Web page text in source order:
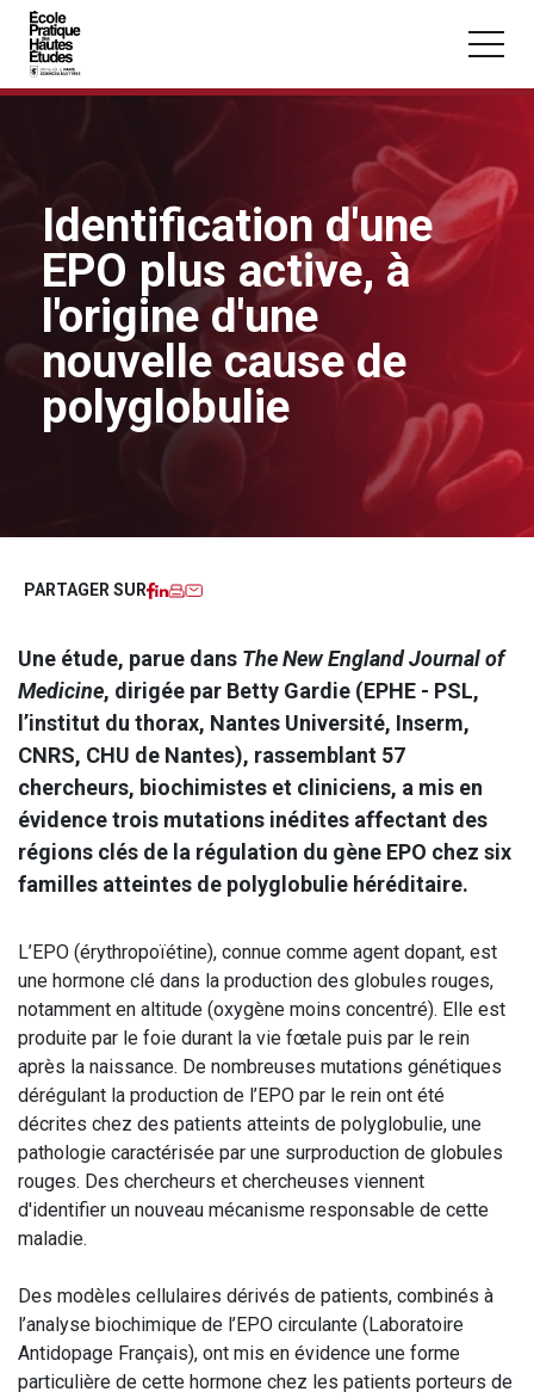
Vous recherchez peut-être :
Conférence Master
Identification d'une
EPO plus active, à
l'origine d'une
nouvelle cause de
polyglobulie
PARTAGER SUR Facebook
LinkedIn
Imprimer
Une étude, parue dans The New England Journal of
Medicine, dirigée par Betty Gardie (EPHE - PSL,
l’institut du thorax, Nantes Université, Inserm,
CNRS, CHU de Nantes), rassemblant 57
chercheurs, biochimistes et cliniciens, a mis en
évidence trois mutations inédites affectant des
régions clés de la régulation du gène EPO chez six
familles atteintes de polyglobulie héréditaire.
L’EPO (érythropoïétine), connue comme agent dopant, est
une hormone clé dans la production des globules rouges,
notamment en altitude (oxygène moins concentré). Elle est
produite par le foie durant la vie fœtale puis par le rein
après la naissance. De nombreuses mutations génétiques
dérégulant la production de l’EPO par le rein ont été
décrites chez des patients atteints de polyglobulie, une
pathologie caractérisée par une surproduction de globules
rouges. Des chercheurs et chercheuses viennent
d'identifier un nouveau mécanisme responsable de cette
maladie.
Des modèles cellulaires dérivés de patients, combinés à
l’analyse biochimique de l’EPO circulante (Laboratoire
Antidopage Français), ont mis en évidence une forme
particulière de cette hormone chez les patients porteurs de
Panneau de gestion des cookies